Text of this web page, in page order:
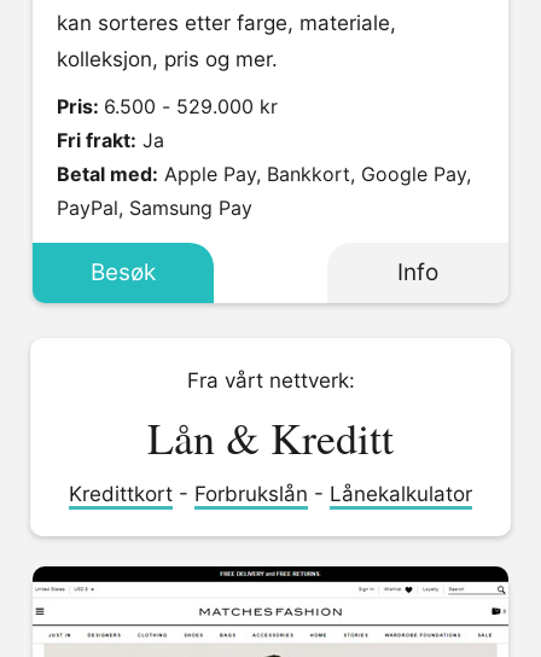
kan sorteres etter farge, materiale,
kolleksjon, pris og mer.
Pris: 6.500 - 529.000 kr
Fri frakt: Ja
Betal med:
PayPal, Samsung Pay
Besøk Info
Fra vårt nettverk:
Lån & Kreditt
Kredittkort - Forbrukslån - Lånekalkulator